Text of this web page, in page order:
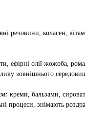
речовини, колаген,
ефірні олії жожоба,
зовнішнього
креми, бальзами,
процеси, знімають